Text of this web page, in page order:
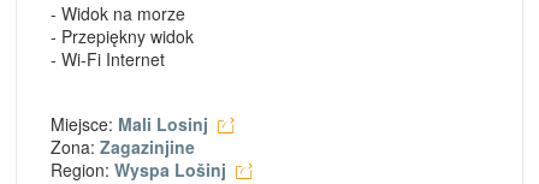
- Widok na morze
- Przepiękny widok
- Wi-Fi Internet
Miejsce: Mali Losinj
Zona: Zagazinjine
Region: Wyspa Lošinj